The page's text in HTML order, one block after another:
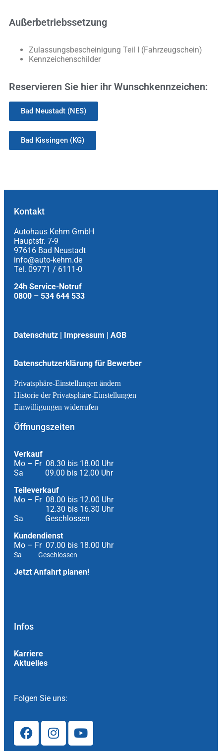
Außerbetriebssetzung
Zulassungsbescheinigung Teil I (Fahrzeugschein)
Kennzeichenschilder
Reservieren Sie hier ihr Wunschkennzeichen:
Bad Neustadt (NES)
Bad Kissingen (KG)
Kontakt
Autohaus Kehm GmbH
Hauptstr. 7-9
97616 Bad Neustadt
info@auto-kehm.de
Tel. 09771 / 6111-0
24h Service-Notruf
0800 – 534 644 533
Datenschutz | Impressum | AGB
Datenschutzerklärung für Bewerber
Privatsphäre-Einstellungen ändern
Historie der Privatsphäre-Einstellungen
Einwilligungen widerrufen
Öffnungszeiten
Verkauf
Mo – Fr 08.30 bis 18.00 Uhr
Sa 09.00 bis 12.00 Uhr
Teileverkauf
Mo – Fr 08.00 bis 12.00 Uhr
12.30 bis 16.30 Uhr
Sa Geschlossen
Kundendienst
Mo – Fr 07.00 bis 18.00 Uhr
Sa Geschlossen
Jetzt Anfahrt planen!
Infos
Karriere
Aktuelles
Folgen Sie uns: